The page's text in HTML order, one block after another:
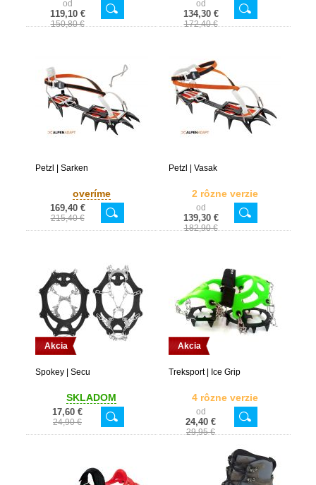
od
119,10 €
150,80 €
od
134,30 €
172,40 €
Petzl | Sarken
overíme
169,40 €
215,40 €
Petzl | Vasak
2 rôzne verzie
od
139,30 €
182,90 €
Akcia
Spokey | Secu
SKLADOM
17,60 €
24,90 €
Akcia
Treksport | Ice Grip
4 rôzne verzie
od
24,40 €
29,95 €